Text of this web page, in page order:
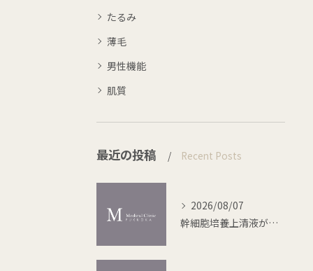
たるみ
薄毛
男性機能
肌質
最近の投稿 Recent Posts
2026/08/07
幹細胞培養上清液が切り開く再生医療の未来